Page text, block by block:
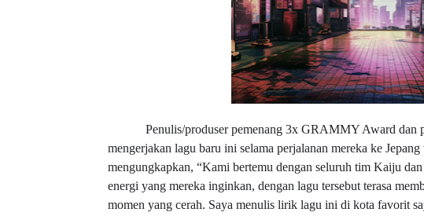
Penulis/produser pemenang 3x GRAMMY Award dan
mengerjakan lagu baru ini selama perjalanan mereka ke
mengungkapkan, “Kami bertemu dengan seluruh tim Kaiju
energi yang mereka inginkan, dengan lagu tersebut terasa
momen yang cerah. Saya menulis lirik lagu ini di kota favorit